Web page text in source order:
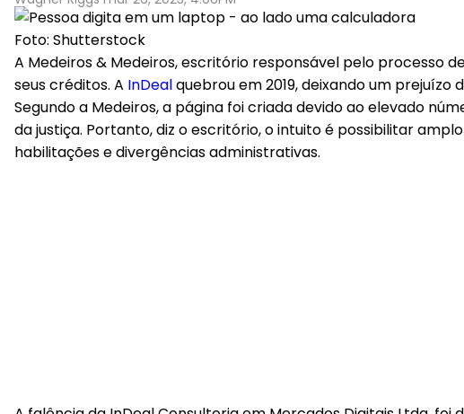
Foto: Shutterstock
A Medeiros & Medeiros, escritório responsável pelo processo
seus créditos. A InDealquebrou em 2019, deixando um prejuízo
Segundo a Medeiros, a página foi criada devido ao elevado
da justiça. Portanto, diz o escritório, o intuito é possibilitar
habilitações e divergências administrativas.